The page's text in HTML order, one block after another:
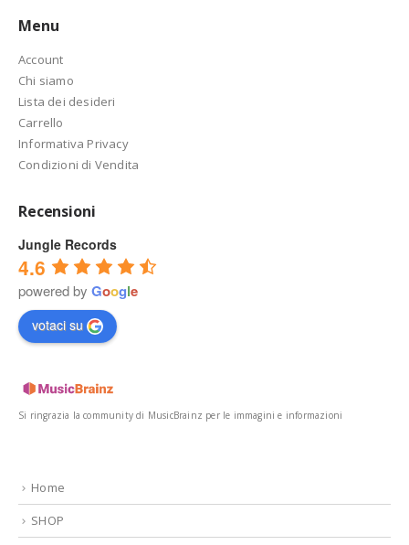
Menu
Account
Chi siamo
Lista dei desideri
Carrello
Informativa Privacy
Condizioni di Vendita
Recensioni
Jungle Records
4.6
powered by Google
votaci su
Si ringrazia la community di MusicBrainz per le immagini e informazioni
Home
SHOP